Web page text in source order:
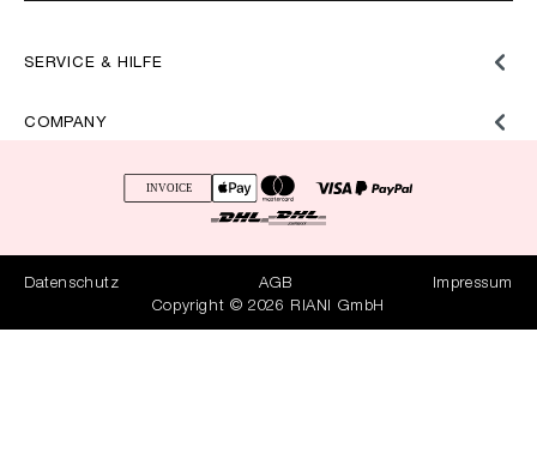
SERVICE & HILFE
COMPANY
Datenschutz AGB
Impressum
Copyright © 2026 RIANI GmbH